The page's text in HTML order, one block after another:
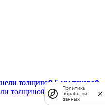
толщиной 5 мм теневой,
Политика
обработки
данных